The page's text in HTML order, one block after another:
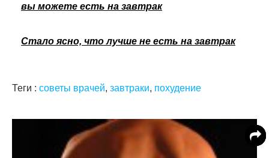
вы можете есть на завтрак
Стало ясно, что лучше не есть на завтрак
Теги : советы врачей, завтраки, похудение